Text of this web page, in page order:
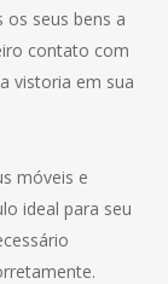
os seus bens a
contato com
vistoria em sua
móveis e
ideal para seu